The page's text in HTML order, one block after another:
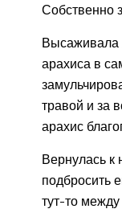
Собственно
Высаживала
арахиса в
травой и за
арахис
Вернулась к
подбросить
тут-то